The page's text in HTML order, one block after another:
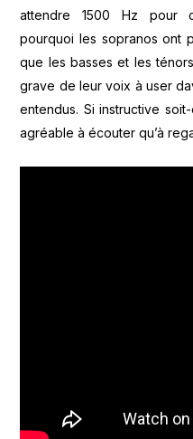
attendre 1500 Hz pour
pourquoi les sopranos ont
que les basses et les
grave de leur voix à user
entendus. Si instructive
agréable à écouter qu’à